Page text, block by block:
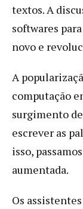
textos. A
softwares
novo e
A
computação
surgimento
escrever as
isso,
aumentada.
Os